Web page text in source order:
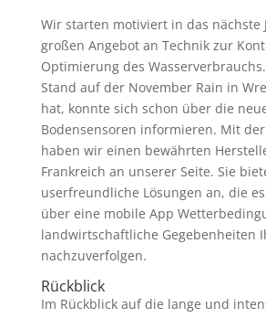
Wir starten motiviert in das nächste
großen Angebot an Technik zur
Optimierung des
Stand auf der November Rain in
hat, konnte sich schon über die
Bodensensoren informieren. Mit
haben wir einen bewährten
Frankreich an unserer Seite. Sie
userfreundliche Lösungen an, die
über eine mobile App
landwirtschaftliche Gegebenheiten
nachzuverfolgen.
Rückblick
Im Rückblick auf die lange und